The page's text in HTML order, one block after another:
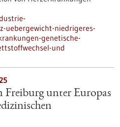
niedrigeres-
genetische-
und
unter Europas